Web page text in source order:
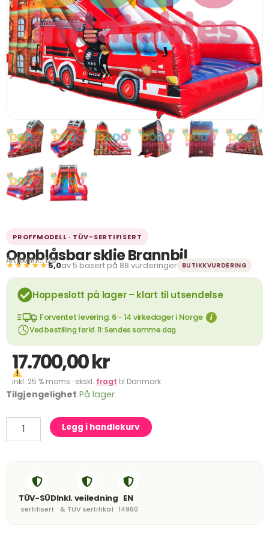
PROFFMODELL · TÜV-SERTIFISERT
Oppblåsbar sklie Brannbil
Artikkelnr.: 129
★★★★★5,0av 5 basert på 88 vurderinger BUTIKKVURDERING
Hoppeslott på lager – klart til utsendelse
Forventet levering: 6 - 14 virkedager i Norge
i
Ved bestilling før kl. 11: Sendes samme dag
17.700,00kr
inkl. 25 % moms · ekskl. fragt til Danmark
Tilgjengelighet På lager
Oppblåsbar
Brannbil
antall
Legg i handlekurv
TÜV-SÜD
sertifisert
Inkl. veiledning
& TÜV sertifikat
EN
14960